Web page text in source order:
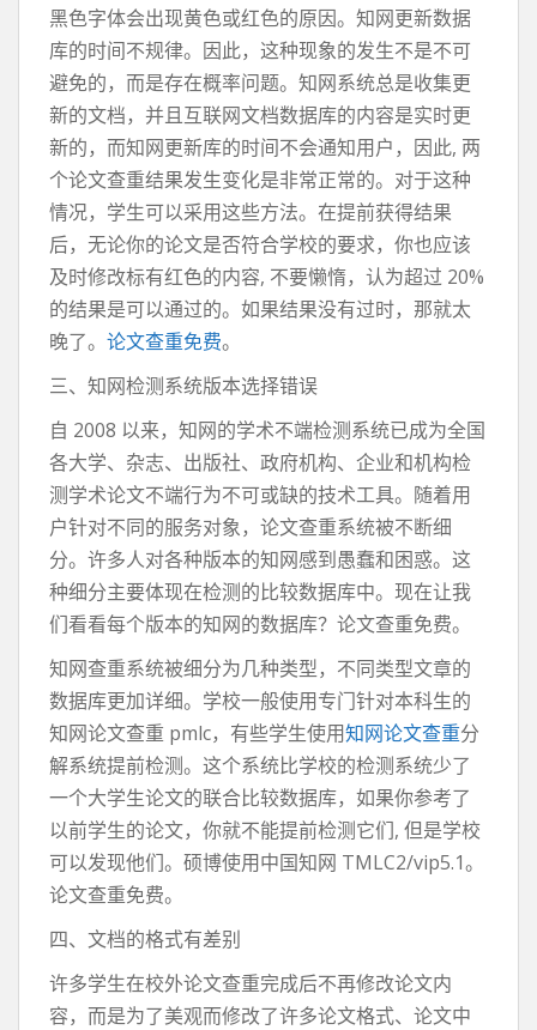
黑色字体会出现黄色或红色的原因。知网更新数据
库的时间不规律。因此，这种现象的发生不是不可
避免的，而是存在概率问题。知网系统总是收集更
新的文档，并且互联网文档数据库的内容是实时更
新的，而知网更新库的时间不会通知用户，因此, 两
个论文查重结果发生变化是非常正常的。对于这种
情况，学生可以采用这些方法。在提前获得结果
后，无论你的论文是否符合学校的要求，你也应该
及时修改标有红色的内容, 不要懒惰，认为超过 20%
的结果是可以通过的。如果结果没有过时，那就太
晚了。 论文查重免费。
三、知网检测系统版本选择错误
自 2008 以来，知网的学术不端检测系统已成为全国
各大学、杂志、出版社、政府机构、企业和机构检
测学术论文不端行为不可或缺的技术工具。随着用
户针对不同的服务对象，论文查重系统被不断细
分。许多人对各种版本的知网感到愚蠢和困惑。这
种细分主要体现在检测的比较数据库中。现在让我
们看看每个版本的知网的数据库？论文查重免费。
知网查重系统被细分为几种类型，不同类型文章的
数据库更加详细。学校一般使用专门针对本科生的
知网论文查重 pmlc，有些学生使用知网论文查重分
解系统提前检测。这个系统比学校的检测系统少了
一个大学生论文的联合比较数据库，如果你参考了
以前学生的论文，你就不能提前检测它们, 但是学校
可以发现他们。硕博使用中国知网 TMLC2/vip5.1。
论文查重免费。
四、文档的格式有差别
许多学生在校外论文查重完成后不再修改论文内
容，而是为了美观而修改了许多论文格式、论文中